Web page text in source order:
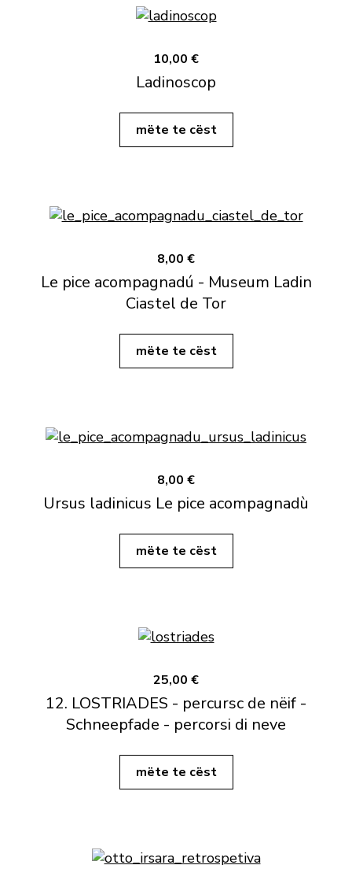
10,00 €
Ladinoscop
mëte te cëst
8,00 €
Le pice acompagnadú - Museum Ladin
Ciastel de Tor
mëte te cëst
8,00 €
Ursus ladinicus Le pice acompagnadù
mëte te cëst
25,00 €
12. LOSTRIADES - percursc de nëif -
Schneepfade - percorsi di neve
mëte te cëst